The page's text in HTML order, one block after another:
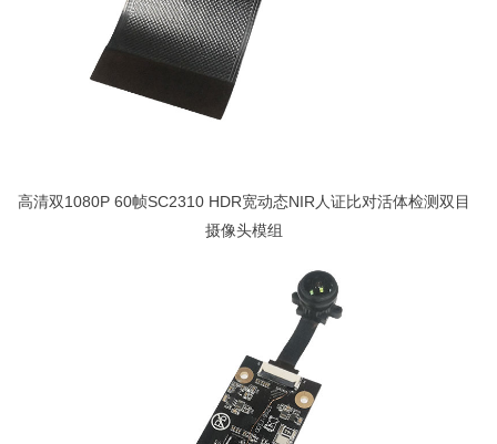
高清双1080P 60帧SC2310 HDR宽动态NIR人证比对活体检测双目
摄像头模组